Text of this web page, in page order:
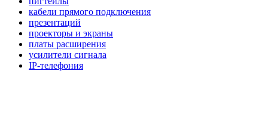
кабели прямого подключения
презентаций
проекторы и экраны
платы расширения
усилители сигнала
IP-телефония